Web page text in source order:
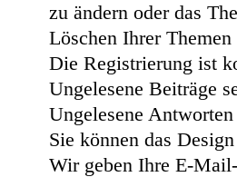
zu ändern oder das
Löschen Ihrer
Die Registrierung ist
Ungelesene Beiträge
Ungelesene
Sie können das
Wir geben Ihre E-